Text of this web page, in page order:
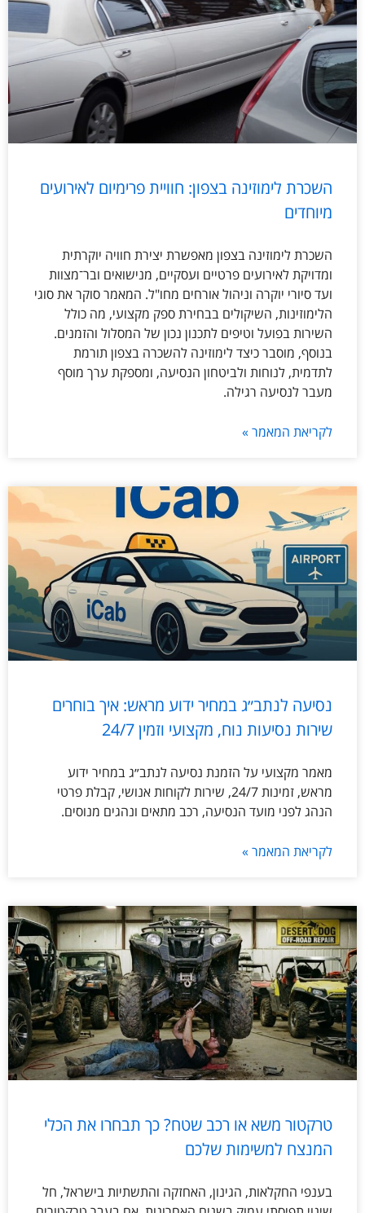
השכרת לימוזינה בצפון: חוויית פרימיום לאירועים
מיוחדים
השכרת לימוזינה בצפון מאפשרת יצירת חוויה יוקרתית
ומדויקת לאירועים פרטיים ועסקיים, מנישואים ובר־מצוות
ועד סיורי יוקרה וניהול אורחים מחו"ל. המאמר סוקר את סוגי
הלימוזינות, השיקולים בבחירת ספק מקצועי, מה כולל
השירות בפועל וטיפים לתכנון נכון של המסלול והזמנים.
בנוסף, מוסבר כיצד לימוזינה להשכרה בצפון תורמת
לתדמית, לנוחות ולביטחון הנסיעה, ומספקת ערך מוסף
מעבר לנסיעה רגילה.
לקריאת המאמר »
נסיעה לנתב״ג במחיר ידוע מראש: איך בוחרים
שירות נסיעות נוח, מקצועי וזמין 24/7
מאמר מקצועי על הזמנת נסיעה לנתב״ג במחיר ידוע
מראש, זמינות 24/7, שירות לקוחות אנושי, קבלת פרטי
הנהג לפני מועד הנסיעה, רכב מתאים ונהגים מנוסים.
לקריאת המאמר »
טרקטור משא או רכב שטח? כך תבחרו את הכלי
המנצח למשימות שלכם
בענפי החקלאות, הגינון, האחזקה והתשתיות בישראל, חל